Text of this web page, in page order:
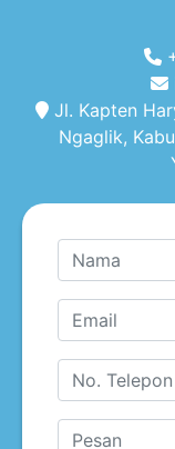
Jl. Kapten
Ngaglik,